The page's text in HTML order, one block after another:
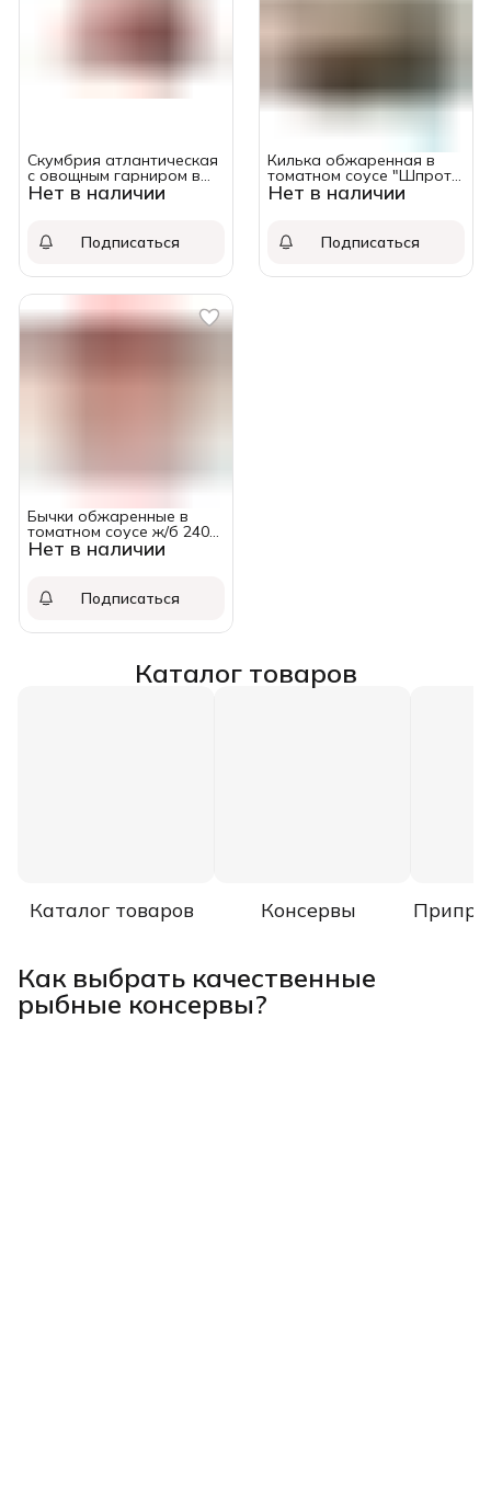
Нет в наличии
Скумбрия атлантическая
с овощным гарниром в
томатном соусе 250г
Подписаться
Нет в наличии
Килька обжаренная в
томатном соусе "Шпрот
Fish" ТУ 240гр.
Подписаться
Нет в наличии
Бычки обжаренные в
томатном соусе ж/б 240
гр.
Подписаться
Каталог товаров
Каталог товаров Консервы
Как выбрать качественные
рыбные консервы?